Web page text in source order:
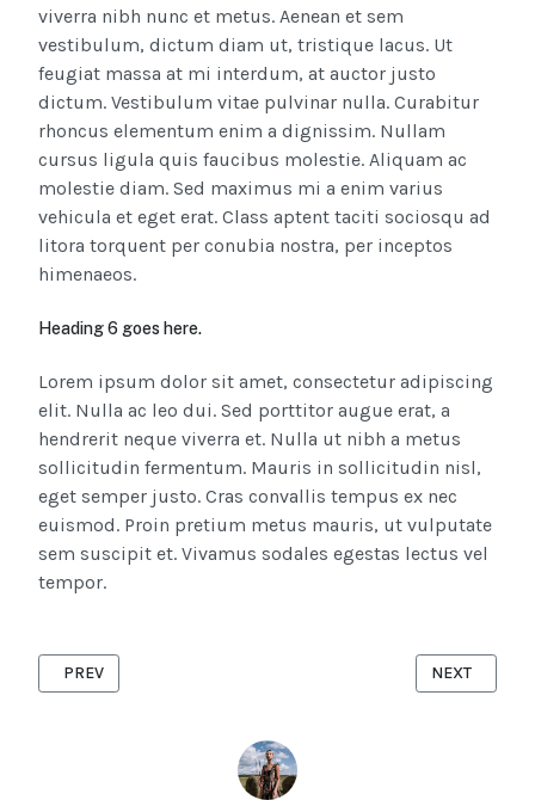
viverra nibh nunc et metus. Aenean et sem
vestibulum, dictum diam ut, tristique lacus. Ut
feugiat massa at mi interdum, at auctor justo
dictum. Vestibulum vitae pulvinar nulla. Curabitur
rhoncus elementum enim a dignissim. Nullam
cursus ligula quis faucibus molestie. Aliquam ac
molestie diam. Sed maximus mi a enim varius
vehicula et eget erat. Class aptent taciti sociosqu ad
litora torquent per conubia nostra, per inceptos
himenaeos.
Heading 6 goes here.
Lorem ipsum dolor sit amet, consectetur adipiscing
elit. Nulla ac leo dui. Sed porttitor augue erat, a
hendrerit neque viverra et. Nulla ut nibh a metus
sollicitudin fermentum. Mauris in sollicitudin nisl,
eget semper justo. Cras convallis tempus ex nec
euismod. Proin pretium metus mauris, ut vulputate
sem suscipit et. Vivamus sodales egestas lectus vel
tempor.
PREVIOUS ARTICLE: THE SPORTS MIND - EXPLORING THE
PREV NEXT
NEXT